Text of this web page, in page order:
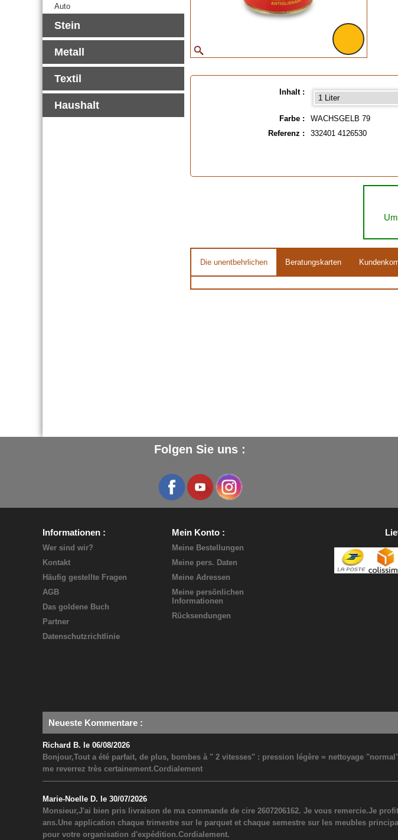
Auto
Stein
Metall
Textil
Haushalt
Inhalt :
Farbe :
WACHSGELB 79
Referenz :
332401 4126530
Die unentbehrlichen Beratungskarten
Folgen Sie uns :
Informationen
Wer sind wir?
Kontakt
Häufig gestellte Fragen
AGB
Das goldene Buch
Partner
Datenschutzrichtlinie
Mein Konto
Meine Bestellungen
Meine pers. Daten
Meine Adressen
Meine persönlichen
Informationen
Rücksendungen
Neueste Kommentare :
Richard B. le 06/08/2026
Bonjour,Tout a été parfait, de plus, bombes à " 2 vitesses" : pression légère = nettoyage
me reverrez très certainement.Cordialement
Marie-Noelle D. le 30/07/2026
Monsieur,J'ai bien pris livraison de ma commande de cire 2607206162. Je vous remercie.Je
ans.Une application chaque trimestre sur le parquet et chaque semestre sur les meubles
pour votre organisation d'expédition.Cordialement.